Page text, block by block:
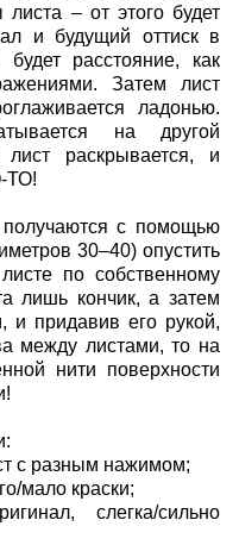
– от этого будет
и будущий оттиск в
расстояние, как
Затем лист
ладонью.
на другой
раскрывается, и
ТО!
с помощью
30–40) опустить
по собственному
лишь кончик, а затем
и придавив его рукой,
между листами, то на
нити поверхности
с разным нажимом;
мало краски;
слегка/сильно